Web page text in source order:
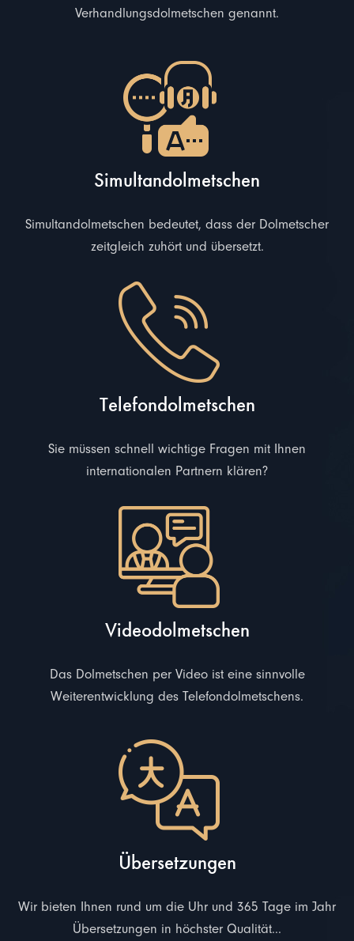
Verhandlungsdolmetschen genannt.
Simultandolmetschen
Simultandolmetschen bedeutet, dass der Dolmetscher
zeitgleich zuhört und übersetzt.
Telefondolmetschen
Sie müssen schnell wichtige Fragen mit Ihnen
internationalen Partnern klären?
Videodolmetschen
Das Dolmetschen per Video ist eine sinnvolle
Weiterentwicklung des Telefondolmetschens.
Übersetzungen
Wir bieten Ihnen rund um die Uhr und 365 Tage im Jahr
Übersetzungen in höchster Qualität...